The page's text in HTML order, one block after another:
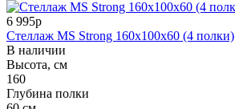
6 995р
Стеллаж MS Strong 160x100x60 (4 полки)
В наличии
Высота, см
160
Глубина полки